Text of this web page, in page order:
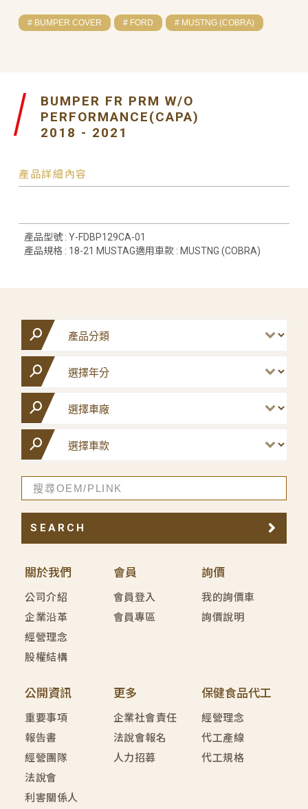
# BUMPER COVER # FORD # MUSTNG (COBRA)
BUMPER FR PRM W/O
PERFORMANCE(CAPA)
2018 - 2021
產品詳細內容
產品型號 : Y-FDBP129CA-01
產品規格 : 18-21 MUSTAG適用車款 : MUSTNG (COBRA)
關於我們
公司介紹
企業沿革
經營理念
股權結構
會員
會員登入
會員專區
詢價
我的詢價車
詢價說明
公開資訊
重要事項
報告書
經營團隊
法說會
利害關係人
更多
企業社會責任
法說會報名
人力招募
保健食品代工
經營理念
代工產線
代工規格
SEARCH